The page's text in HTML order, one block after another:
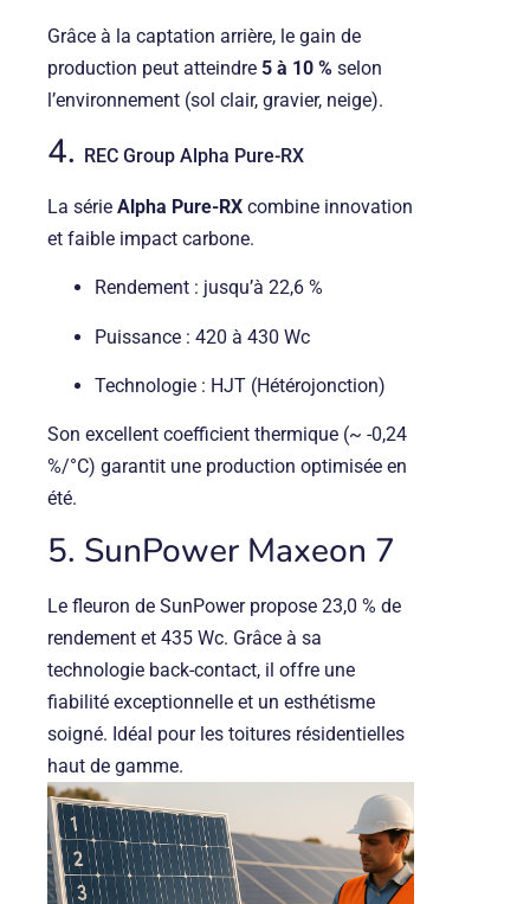
Grâce à la captation arrière, le gain de
production peut atteindre 5 à 10 % selon
l’environnement (sol clair, gravier, neige).
4. REC Group Alpha Pure-RX
La série Alpha Pure-RX combine innovation
et faible impact carbone.
Rendement : jusqu’à 22,6 %
Puissance : 420 à 430 Wc
Technologie : HJT (Hétérojonction)
Son excellent coefficient thermique (~ -0,24
%/°C) garantit une production optimisée en
été.
5. SunPower Maxeon 7
Le fleuron de SunPower propose 23,0 % de
rendement et 435 Wc. Grâce à sa
technologie back-contact, il offre une
fiabilité exceptionnelle et un esthétisme
soigné. Idéal pour les toitures résidentielles
haut de gamme.